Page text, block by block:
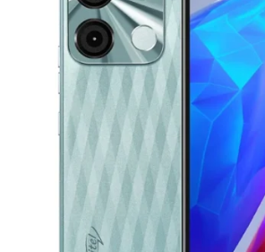
Оплачивайте сегодня только
25% картой любого банка
Получайте товар
выбранный способом
Оставшиеся
% будут
с вашей карты
25 % каждые 2 недели